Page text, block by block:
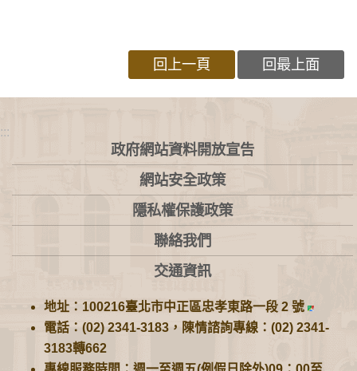
回上一頁 回最上面
:::
政府網站資料開放宣告
網站安全政策
隱私權保護政策
聯絡我們
交通資訊
地址：100216臺北市中正區忠孝東路一段 2 號
電話：(02) 2341-3183，陳情諮詢專線：(02) 2341-
3183轉662